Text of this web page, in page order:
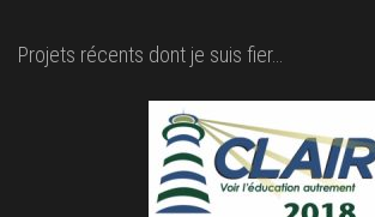
Projets récents dont je suis fier…